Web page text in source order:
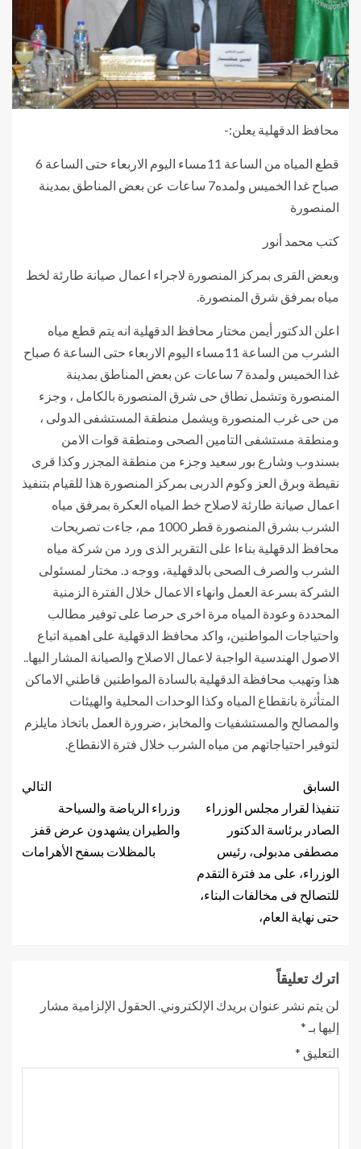
محافظ الدقهلية يعلن:-
قطع المياه من الساعة 11مساء اليوم الاربعاء حتى الساعة 6
صباح غدا الخميس ولمده7 ساعات عن بعض المناطق بمدينة
المنصورة
كتب محمد أنور
وبعض القرى بمركز المنصورة لاجراء اعمال صيانة طارئة لخط
مياه بمرفق شرق المنصورة.
اعلن الدكتور أيمن مختار محافظ الدقهلية انه يتم قطع مياه
الشرب من الساعة 11مساء اليوم الاربعاء حتى الساعة 6 صباح
غدا الخميس ولمدة 7 ساعات عن بعض المناطق بمدينة
المنصورة وتشمل نطاق حى شرق المنصورة بالكامل ، وجزء
من حى غرب المنصورة ويشمل منطقة المستشفى الدولى ،
ومنطقة مستشفى التامين الصحى ومنطقة قوات الامن
بسندوب وشارع بور سعيد وجزء من منطقة المجزر وكذا قرى
نقيطة وبرق العز وكوم الدربى بمركز المنصورة هذا للقيام بتنفيذ
اعمال صيانة طارئة لاصلاح خط المياه العكرة بمرفق مياه
الشرب بشرق المنصورة قطر 1000 مم، جاءت تصريحات
محافظ الدقهلية بناءا على التقرير الذى ورد من شركة مياه
الشرب والصرف الصحى بالدقهلية، ووجه د. مختار لمسئولى
الشركة بسرعة العمل وانهاء الاعمال خلال الفترة الزمنية
المحددة وعودة المياه مرة اخرى حرصا على توفير مطالب
واحتياجات المواطنين، واكد محافظ الدقهلية على اهمية اتباع
الاصول الهندسية الواجبة لاعمال الاصلاح والصيانة المشار اليها..
هذا وتهيب محافظة الدقهلية بالسادة المواطنين قاطني الاماكن
المتأثرة بانقطاع المياه وكذا الوحدات المحلية والهيئات
والمصالح والمستشفيات والمخابز ،ضرورة العمل باتخاذ مايلزم
لتوفير احتياجاتهم من مياه الشرب خلال فترة الانقطاع.
السابق
تنفيذا لقرار مجلس الوزراء
الصادر برئاسة الدكتور
مصطفى مدبولى، رئيس
الوزراء، على مد فترة التقدم
للتصالح فى مخالفات البناء،
حتى نهاية العام،
التالي
وزراء الرياضة والسياحة
والطيران يشهدون عرض قفز
بالمظلات بسفح الأهرامات
اترك تعليقاً
لن يتم نشر عنوان بريدك الإلكتروني. الحقول الإلزامية مشار
إليها بـ *
التعليق *